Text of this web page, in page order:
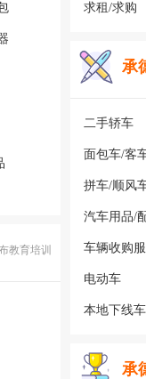
教育培训
求租/求购
承
二手轿车
面包车/客
拼车/顺风
汽车用品/
车辆收购
电动车
本地下线车
承